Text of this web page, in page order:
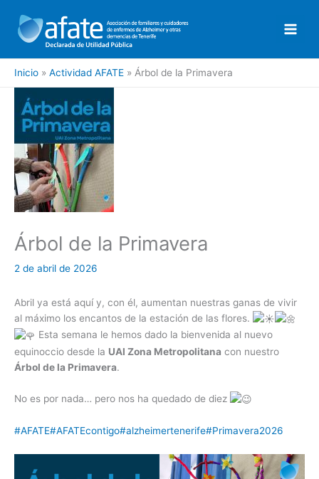
contenido
Inicio Actividad AFATE Árbol de la Primavera
Árbol de la Primavera
2 de abril de 2026
Abril ya está aquí y, con él, aumentan nuestras ganas de vivir
al máximo los encantos de la estación de las flores.
Esta semana le hemos dado la bienvenida al nuevo
equinoccio desde la UAI Zona Metropolitana con nuestro
Árbol de la Primavera.
No es por nada… pero nos ha quedado de diez
#AFATE#AFATEcontigo#alzheimertenerife#Primavera2026